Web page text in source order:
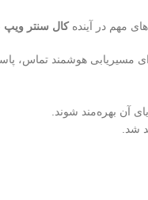
مهم در آیندهکال سنتر ویپ
مسیریابی هوشمند تماس،
آن بهره‌مند شوند.
شد.